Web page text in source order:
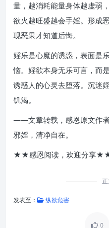
量，越消耗能量身体越虚弱
欲火越旺盛越会手婬。形成
现恶果才知道后悔。
婬乐是心魔的诱惑，表面是
恼。婬欲本身无乐可言，而
诱惑人的心灵去堕落。沉迷
饥渴。
——文章转载，感恩原文作
邪婬，清净自在。
★★感恩阅读，欢迎分享
发表至： 纵欲危害
0